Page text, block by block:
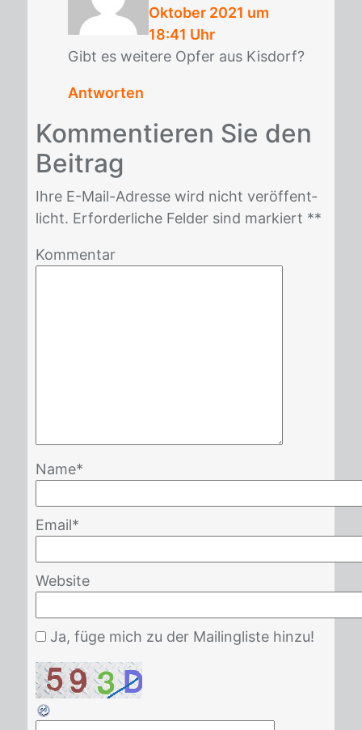
Oktober 2021 um
18:41 Uhr
Gibt es wei­te­re Op­fer aus Kis­dorf?
Antworten
Kom­men­tie­ren Sie den
Bei­trag
Ihre E-Mail-Adres­se wird nicht ver­öf­fent­
licht. Er­for­der­li­che Fel­der sind mar­kiert **
Kommentar
Name*
Email*
Website
Ja, füge mich zu der Mailingliste hinzu!